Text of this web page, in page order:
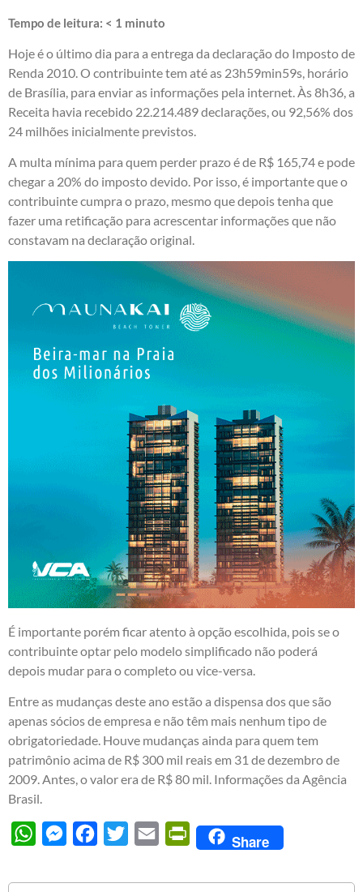
Tempo de leitura: < 1 minuto
Hoje é o último dia para a entrega da declaração do Imposto de
Renda 2010. O contribuinte tem até as 23h59min59s, horário
de Brasília, para enviar as informações pela internet. Às 8h36, a
Receita havia recebido 22.214.489 declarações, ou 92,56% dos
24 milhões inicialmente previstos.
A multa mínima para quem perder prazo é de R$ 165,74 e pode
chegar a 20% do imposto devido. Por isso, é importante que o
contribuinte cumpra o prazo, mesmo que depois tenha que
fazer uma retificação para acrescentar informações que não
constavam na declaração original.
É importante porém ficar atento à opção escolhida, pois se o
contribuinte optar pelo modelo simplificado não poderá
depois mudar para o completo ou vice-versa.
Entre as mudanças deste ano estão a dispensa dos que são
apenas sócios de empresa e não têm mais nenhum tipo de
obrigatoriedade. Houve mudanças ainda para quem tem
patrimônio acima de R$ 300 mil reais em 31 de dezembro de
2009. Antes, o valor era de R$ 80 mil. Informações da Agência
Brasil.
WhatsAppMessengerFacebook
Twitter Email PrintFriendly
Share